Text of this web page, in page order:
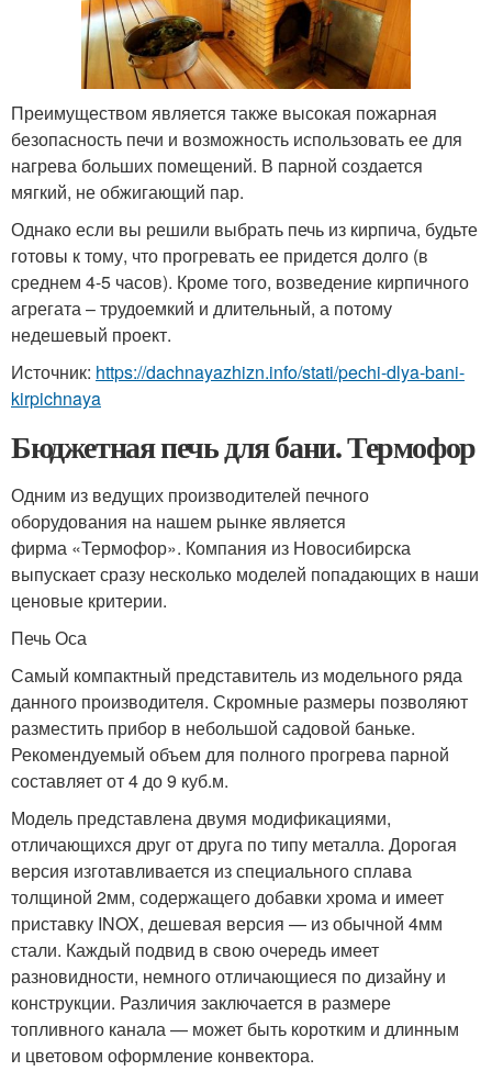
Преимуществом является также высокая пожарная
безопасность печи и возможность использовать ее для
нагрева больших помещений. В парной создается
мягкий, не обжигающий пар.
Однако если вы решили выбрать печь из кирпича, будьте
готовы к тому, что прогревать ее придется долго (в
среднем 4-5 часов). Кроме того, возведение кирпичного
агрегата – трудоемкий и длительный, а потому
недешевый проект.
Источник: https://dachnayazhizn.info/stati/pechi-dlya-bani-
kirpichnaya
Бюджетная печь для бани. Термофор
Одним из ведущих производителей печного
оборудования на нашем рынке является
фирма «Термофор». Компания из Новосибирска
выпускает сразу несколько моделей попадающих в наши
ценовые критерии.
Печь Оса
Самый компактный представитель из модельного ряда
данного производителя. Скромные размеры позволяют
разместить прибор в небольшой садовой баньке.
Рекомендуемый объем для полного прогрева парной
составляет от 4 до 9 куб.м.
Модель представлена двумя модификациями,
отличающихся друг от друга по типу металла. Дорогая
версия изготавливается из специального сплава
толщиной 2мм, содержащего добавки хрома и имеет
приставку INOX, дешевая версия — из обычной 4мм
стали. Каждый подвид в свою очередь имеет
разновидности, немного отличающиеся по дизайну и
конструкции. Различия заключается в размере
топливного канала — может быть коротким и длинным
и цветовом оформление конвектора.